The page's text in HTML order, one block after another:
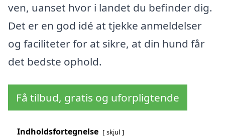
ven, uanset hvor i landet du befinder dig.
Det er en god idé at tjekke anmeldelser
og faciliteter for at sikre, at din hund får
det bedste ophold.
Få tilbud, gratis og uforpligtende
Indholdsfortegnelse skjul